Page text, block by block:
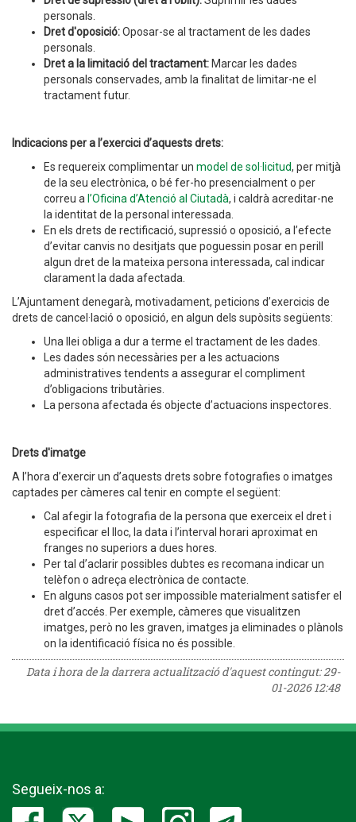
personals.
Dret d'oposició:Oposar-se al tractament de les dades
personals.
Dret a la limitació del tractament: Marcar les dades
personals conservades, amb la finalitat de limitar-ne el
tractament futur.
Indicacions per a l’exercici d’aquests drets:
Es requereix complimentar un model de sol·licitud, per mitjà
de la seu electrònica, o bé fer-ho presencialment o per
correu a l’Oficina d’Atenció al Ciutadà, i caldrà acreditar-ne
la identitat de la personal interessada.
En els drets de rectificació, supressió o oposició, a l’efecte
d’evitar canvis no desitjats que poguessin posar en perill
algun dret de la mateixa persona interessada, cal indicar
clarament la dada afectada.
L’Ajuntament denegarà, motivadament, peticions d’exercicis de
drets de cancel·lació o oposició, en algun dels supòsits següents:
Una llei obliga a dur a terme el tractament de les dades.
Les dades són necessàries per a les actuacions
administratives tendents a assegurar el compliment
d’obligacions tributàries.
La persona afectada és objecte d’actuacions inspectores.
Drets d'imatge
A l’hora d’exercir un d’aquests drets sobre fotografies o imatges
captades per càmeres cal tenir en compte el següent:
Cal afegir la fotografia de la persona que exerceix el dret i
especificar el lloc, la data i l’interval horari aproximat en
franges no superiors a dues hores.
Per tal d’aclarir possibles dubtes es recomana indicar un
telèfon o adreça electrònica de contacte.
En alguns casos pot ser impossible materialment satisfer el
dret d’accés. Per exemple, càmeres que visualitzen
imatges, però no les graven, imatges ja eliminades o plànols
on la identificació física no és possible.
Data i hora de la darrera actualització d'aquest contingut:29-
01-2026 12:48
Segueix-nos a: